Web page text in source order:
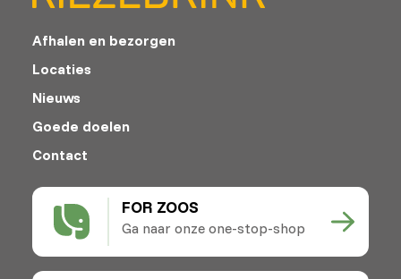
FOR ZOOS
Ga naar onze one-stop-shop
Afhalen en bezorgen
Locaties
Nieuws
Goede doelen
Contact